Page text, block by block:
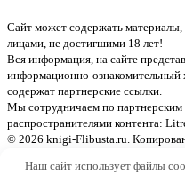
Сайт может содержать
лицами, не достигшими 18 лет!
Вся информация, на сайте
информационно-ознакомительный
содержат партнерские ссылки.
Мы сотрудничаем по партнерским
распространителями контента:
© 2026 knigi-Flibusta.ru.
Наш сайт использует файлы